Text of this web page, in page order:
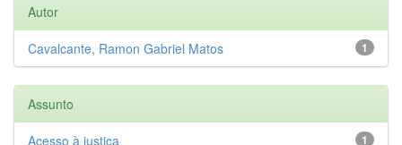
Autor
1
Cavalcante, Ramon Gabriel Matos
Assunto
1
Acesso à justiça